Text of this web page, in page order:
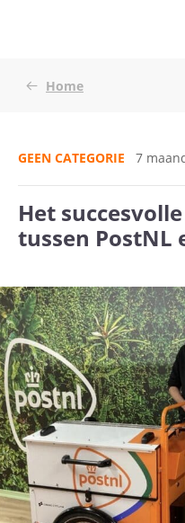
Home
GEEN CATEGORIE 7
Het
tussen PostNL